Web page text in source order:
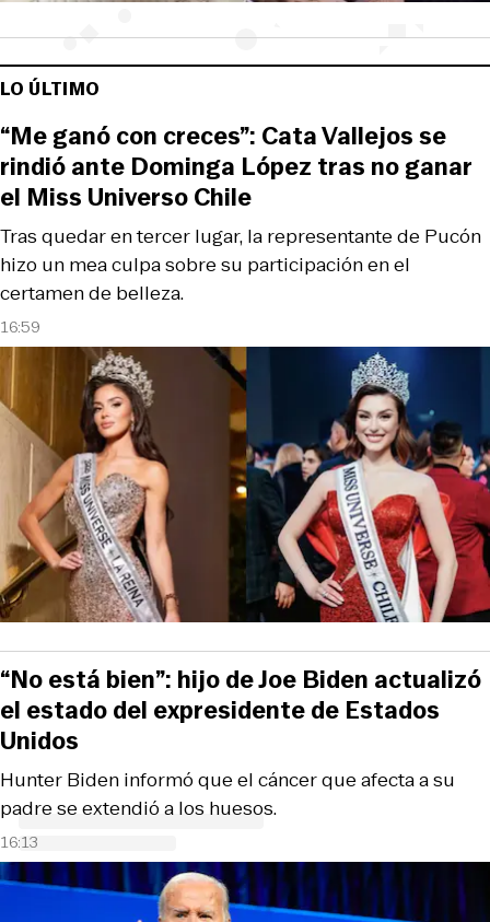
LO ÚLTIMO
16:59
Tras quedar en tercer lugar, la representante de Pucón
hizo un mea culpa sobre su participación en el
certamen de belleza.
“Me ganó con creces”: Cata Vallejos se
rindió ante Dominga López tras no ganar
el Miss Universo Chile
16:13
Hunter Biden informó que el cáncer que afecta a su
padre se extendió a los huesos.
“No está bien”: hijo de Joe Biden actualizó
el estado del expresidente de Estados
Unidos